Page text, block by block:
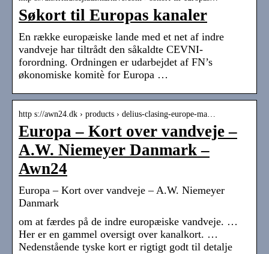
Søkort til Europas kanaler
​En række europæiske lande med et net af indre
vandveje har tiltrådt den såkaldte CEVNI-
forordning. Ordningen er udarbejdet af FN’s
økonomiske komitè for Europa …
http s://awn24.dk › products › delius-clasing-europe-ma…
Europa – Kort over vandveje –
A.W. Niemeyer Danmark –
Awn24
Europa – Kort over vandveje – A.W. Niemeyer
Danmark
om at færdes på de indre europæiske vandveje. …
Her er en gammel oversigt over kanalkort. …
Nedenstående tyske kort er rigtigt godt til detalje